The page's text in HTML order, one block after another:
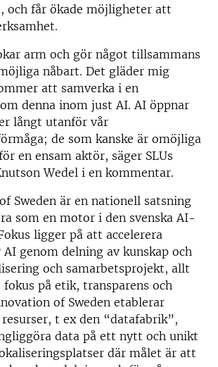
och får ökade möjligheter att
arm och gör något tillsammans
nåbart. Det gläder mig
att samverka i en
denna inom just AI. AI öppnar
långt utanför vår
de som kanske är omöjliga
en ensam aktör, säger SLUs
Wedel i en kommentar.
Sweden är en nationell satsning
som en motor i den svenska AI-
ligger på att accelerera
genom delning av kunskap och
och samarbetsprojekt, allt
på etik, transparens och
of Sweden etablerar
t ex den “datafabrik”,
data på ett nytt och unikt
där målet är att